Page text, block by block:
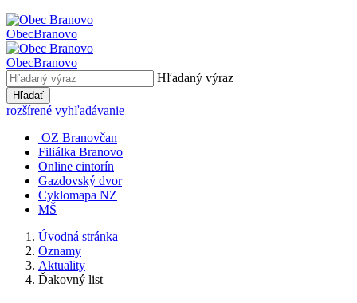
ObecBranovo
ObecBranovo
Hľadaný výraz
Hľadať
rozšírené vyhľadávanie
OZ Branovčan
Filiálka Branovo
Online cintorín
Gazdovský dvor
Cyklomapa NZ
MŠ
Úvodná stránka
Oznamy
Aktuality
Ďakovný list